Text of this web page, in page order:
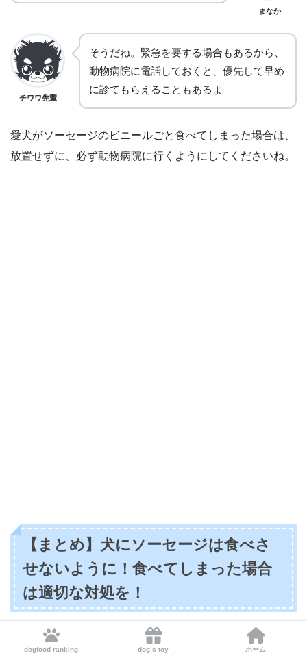
まなか
チワワ先輩
そうだね。緊急を要する場合もあるから、
動物病院に電話しておくと、優先して早め
に診てもらえることもあるよ
愛犬がソーセージのビニールごと食べてしまった場合は、
放置せずに、必ず動物病院に行くようにしてくださいね。
【まとめ】犬にソーセージは食べさ
せないように！食べてしまった場合
は適切な対処を！
愛犬がソーセージを食べてしまった場合、その影響はソー
セージの種類・量・犬のサイズや健康状態により異なりま
dogfood ranking dog’s toy ホーム